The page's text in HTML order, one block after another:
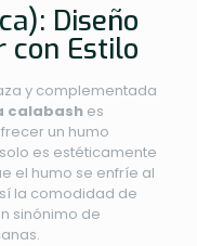
Diseño
con Estilo
y complementada
calabashes
un humo
es estéticamente
el humo se enfríe al
la comodidad de
sinónimo de